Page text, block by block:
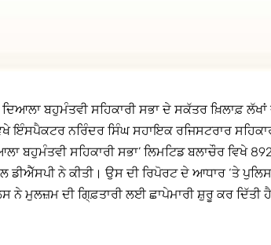
ਬਹੁਮੰਤਵੀ ਸਹਿਕਾਰੀ ਸਭਾ ਦੇ ਸਕੱਤਰ ਖ਼ਿਲਾਫ਼
ਇੰਸਪੈਕਟਰ ਨਰਿੰਦਰ ਸਿੰਘ ਸਹਾਇਕ ਰਜਿਸਟਰਾਰ
ਬਹੁਮੰਤਵੀ ਸਹਿਕਾਰੀ ਸਭਾ’ ਲਿਮਟਿਡ ਬਲਾਚੌਰ ਵਿਖੇ
ਨੇ ਕੀਤੀ। ਉਸ ਦੀ ਰਿਪੋਰਟ ਦੇ ਆਧਾਰ ‘ਤੇ
ਨੇ ਮੁਲਜ਼ਮ ਦੀ ਗਿ੍ਫ਼ਤਾਰੀ ਲਈ ਛਾਪੇਮਾਰੀ ਸ਼ੁਰੂ ਕਰ ਦਿੱਤੀ